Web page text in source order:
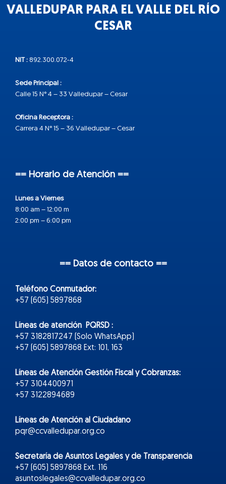
VALLEDUPAR PARA EL VALLE DEL RÍO
CESAR
NIT : 892.300.072-4
Sede Principal :
Calle 15 N° 4 – 33 Valledupar – Cesar
Oficina Receptora :
Carrera 4 N° 15 – 36 Valledupar – Cesar
== Horario de Atención ==
Lunes a Viernes
8:00 am – 12:00 m
2:00 pm – 6:00 pm
== Datos de contacto ==
Teléfono Conmutador:
+57 (605) 5897868
Líneas de atención PQRSD :
+57 3182817247 (Solo WhatsApp)
+57 (605) 5897868 Ext: 101, 163
Líneas de Atención Gestión Fiscal y Cobranzas:
+57 3104400971
+57 3122894689
Líneas de Atención al Ciudadano
pqr@ccvalledupar.org.co
Secretaría de Asuntos Legales y de Transparencia
+57 (605) 5897868 Ext. 116
asuntoslegales@ccvalledupar.org.co